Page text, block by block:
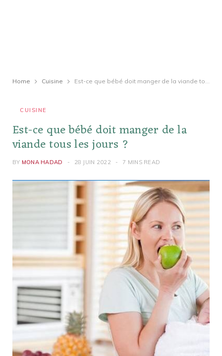
Home Cuisine Est-ce que bébé doit manger de la viande tous les jours ?
CUISINE
Est-ce que bébé doit manger de la
viande tous les jours ?
BY MONA HADAD 28 JUIN 2022 7 MINS READ